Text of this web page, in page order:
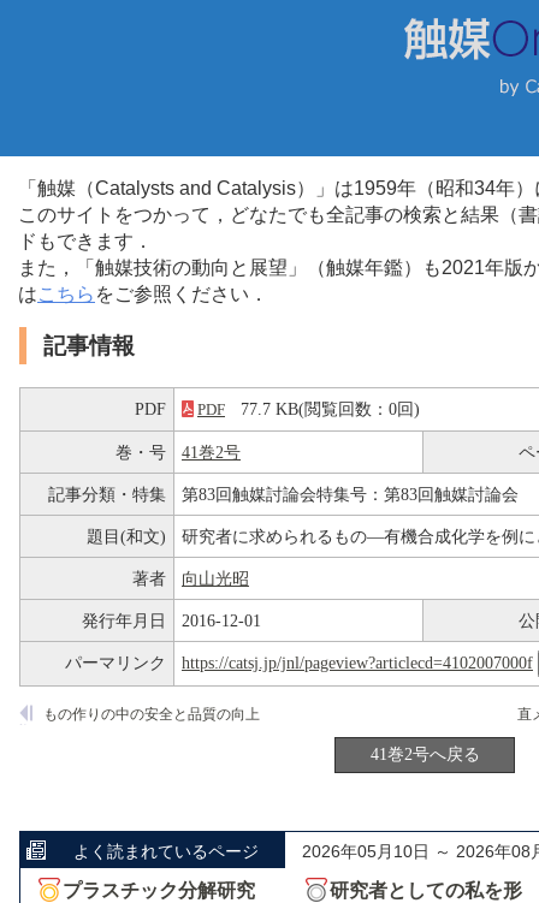
「触媒（Catalysts and Catalysis）」は1959年（昭和34年
このサイトをつかって，どなたでも全記事の検索と結果（
ドもできます．
また，「触媒技術の動向と展望」（触媒年鑑）も2021年
はこちら をご参照ください．
記事情報
PDF PDF 77.7 KB(閲覧回数：0回)
巻・号 41巻2号 ペ
記事分類・特集 第83回触媒討論会特集号：第83回触媒討論会
題目(和文) 研究者に求められるもの―有機合成化学を例に
著者 向山光昭
発行年月日 2016-12-01 公
パーマリンク https://catsj.jp/jnl/pageview?articlecd=4102007000f
直
もの作りの中の安全と品質の向上
41巻2号へ戻る
よく読まれているページ 2026年05月10日 ～ 2026年08
プラスチック分解研究
研究者としての私を形